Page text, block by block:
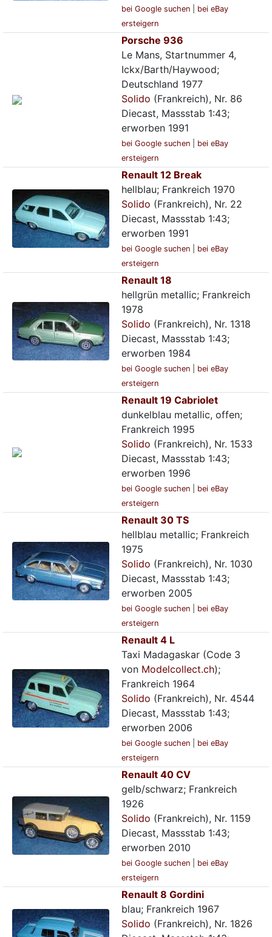
bei Google suchen
bei eBay
ersteigern
Porsche 936
Le Mans, Startnummer 4,
Ickx/Barth/Haywood;
Deutschland 1977
Solido (Frankreich), Nr. 86
Diecast, Massstab 1:43;
erworben 1991
bei Google suchen
bei eBay
ersteigern
Renault 12 Break
hellblau; Frankreich 1970
Solido (Frankreich), Nr. 22
Diecast, Massstab 1:43;
erworben 1991
bei Google suchen
bei eBay
ersteigern
Renault 18
hellgrün metallic; Frankreich
1978
Solido (Frankreich), Nr. 1318
Diecast, Massstab 1:43;
erworben 1984
bei Google suchen
bei eBay
ersteigern
Renault 19 Cabriolet
dunkelblau metallic, offen;
Frankreich 1995
Solido (Frankreich), Nr. 1533
Diecast, Massstab 1:43;
erworben 1996
bei Google suchen
bei eBay
ersteigern
Renault 30 TS
hellblau metallic; Frankreich
1975
Solido (Frankreich), Nr. 1030
Diecast, Massstab 1:43;
erworben 2005
bei Google suchen
bei eBay
ersteigern
Renault 4 L
Taxi Madagaskar (Code 3
von Modelcollect.ch);
Frankreich 1964
Solido (Frankreich), Nr. 4544
Diecast, Massstab 1:43;
erworben 2006
bei Google suchen
bei eBay
ersteigern
Renault 40 CV
gelb/schwarz; Frankreich
1926
Solido (Frankreich), Nr. 1159
Diecast, Massstab 1:43;
erworben 2010
bei Google suchen
bei eBay
ersteigern
Renault 8 Gordini
blau; Frankreich 1967
Solido (Frankreich), Nr. 1826